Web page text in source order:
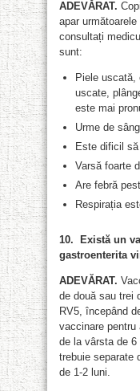
ADEVĂRAT.
apar
consultați
sunt:
Piele
uscate,
este mai
Urme de
Este dificil
Varsă foarte
Are febră
Respirația
10. Există un
gastroenterita
ADEVĂRAT.
de două sau trei
RV5, începând
vaccinare
de la vârsta de
trebuie separate
de 1-2 luni.